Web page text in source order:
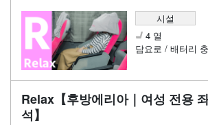
시설
4 열
담요로 / 배터리
Relax【후방에리아｜여성 전용
석】